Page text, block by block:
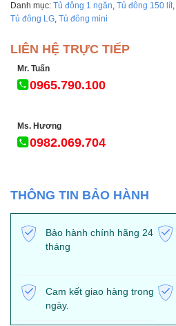
Danh mục: Tủ đông 1 ngăn, Tủ đông 150 lít,
Tủ đông LG, Tủ đông mini
LIÊN HỆ TRỰC TIẾP
Mr. Tuấn
0965.790.100
Ms. Hương
0982.069.704
THÔNG TIN BẢO HÀNH
Bảo hành chính hãng 24
tháng
Cam kết giao hàng trong
ngày.